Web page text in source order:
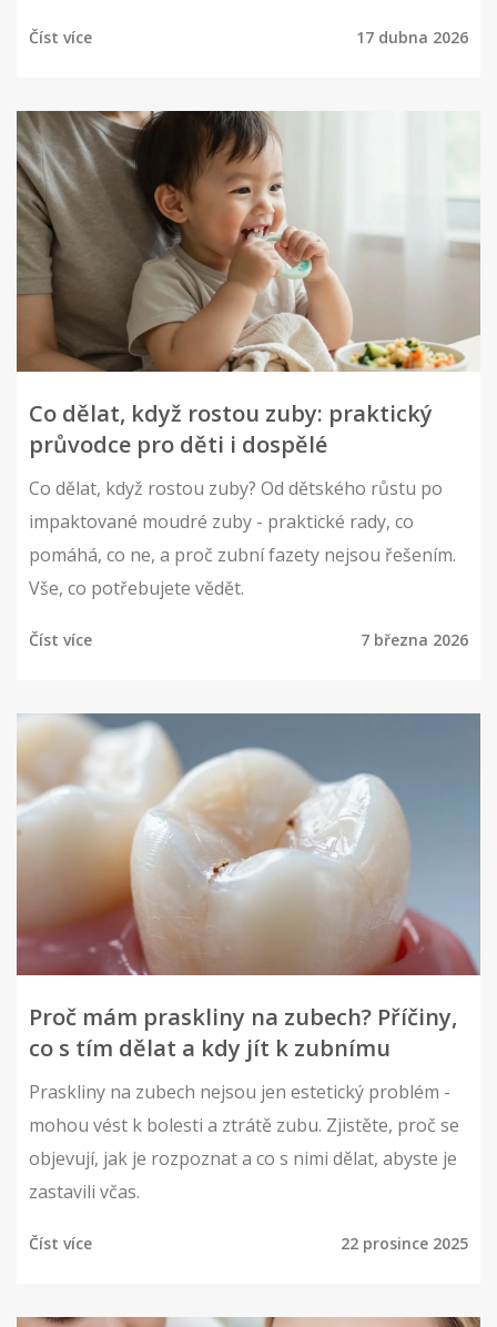
Číst více 17 dubna 2026
Co dělat, když rostou zuby: praktický
průvodce pro děti i dospělé
Co dělat, když rostou zuby? Od dětského růstu po
impaktované moudré zuby - praktické rady, co
pomáhá, co ne, a proč zubní fazety nejsou řešením.
Vše, co potřebujete vědět.
Číst více 7 března 2026
Proč mám praskliny na zubech? Příčiny,
co s tím dělat a kdy jít k zubnímu
Praskliny na zubech nejsou jen estetický problém -
mohou vést k bolesti a ztrátě zubu. Zjistěte, proč se
objevují, jak je rozpoznat a co s nimi dělat, abyste je
zastavili včas.
Číst více 22 prosince 2025